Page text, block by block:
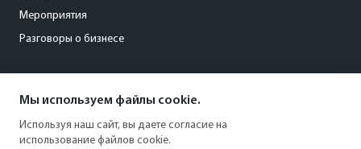
Мероприятия
Разговоры о бизнесе
+7 (495) 797-69-70
Мы используем файлы cookie.
Используя наш сайт, вы даете согласие на
использование файлов cookie.